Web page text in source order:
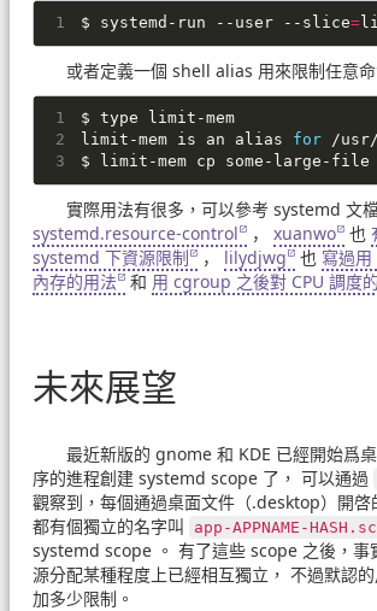
$ systemd-run --user --slice=
或者定義一個 shell alias 用來限制任意命
$ type limit-mem
limit-mem is an alias for /
$ limit-mem cp some-large-file
實際用法有很多，可以參考 systemd 文
systemd.resource-control
， xuanwo 也
systemd 下資源限制
， lilydjwg 也 寫過
內存的用法
和 用 cgroup 之後對 CPU 調度
未來展望
最近新版的 gnome 和 KDE 已經開始爲
序的進程創建 systemd scope 了， 可以通過
觀察到，每個通過桌面文件（.desktop）開啓
都有個獨立的名字叫
app-APPNAME-
systemd scope 。 有了這些 scope 之後，事
源分配某種程度上已經相互獨立， 不過默認
加多少限制。